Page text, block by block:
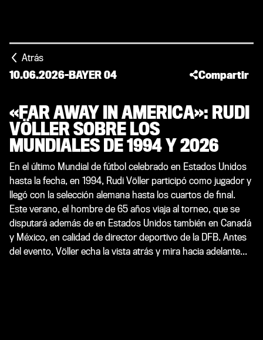
Atrás
10.06.2026-BAYER 04 Compartir
«FAR AWAY IN AMERICA»: RUDI
VÖLLER SOBRE LOS
MUNDIALES DE 1994 Y 2026
En el último Mundial de fútbol celebrado en Estados Unidos
hasta la fecha, en 1994, Rudi Völler participó como jugador y
llegó con la selección alemana hasta los cuartos de final.
Este verano, el hombre de 65 años viaja al torneo, que se
disputará además de en Estados Unidos también en Canadá
y México, en calidad de director deportivo de la DFB. Antes
del evento, Völler echa la vista atrás y mira hacia adelante...